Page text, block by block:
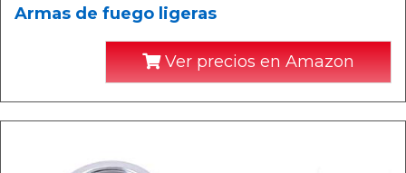
Armas de fuego ligeras
Ver precios en Amazon